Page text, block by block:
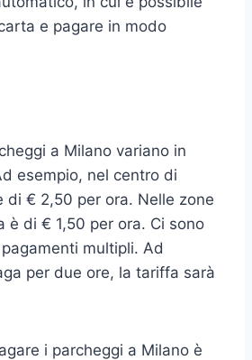
e pagare in modo
a Milano variano in
esempio, nel centro di
di € 2,50 per ora. Nelle zone
è di € 1,50 per ora. Ci sono
multipli. Ad
per due ore, la tariffa sarà
i parcheggi a Milano è